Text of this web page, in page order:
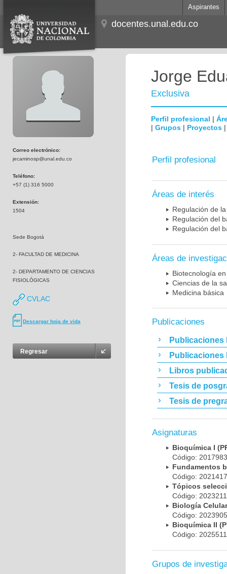
Aspirantes
docentes.unal.edu.co
Correo electrónico:
jecaminosp@unal.edu.co
Teléfono:
+57 (1) 316 5000
Extensión:
1504
Sede Bogotá
2- FACULTAD DE MEDICINA
2- DEPARTAMENTO DE CIENCIAS
FISIOLÓGICAS
CVLAC
Descargar hoja de vida
Regresar
Jorge
Exclusiva
Perfil profesional |
| Grupos | Proyectos
Perfil profesional
Áreas de interés
Regulación de
Regulación del
Regulación del
Áreas de
Biotecnología
Ciencias de la
Medicina básica
Publicaciones
Publicaciones
Publicaciones
Libros
Tesis de
Tesis de
Asignaturas
Bioquímica I
Código:
Fundamentos
Código:
Tópicos
Código:
Biología
Código:
Bioquímica II
Código:
Grupos de